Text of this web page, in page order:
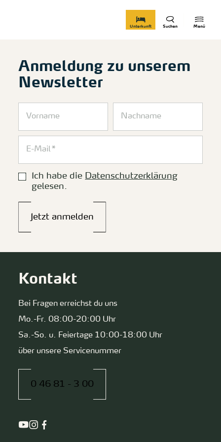
Menü
Suchen
Unterkunft
Anmeldung zu unserem
Newsletter
Ich habe die Datenschutzerklärung
gelesen.
Jetzt anmelden
Kontakt
Bei Fragen erreichst du uns
Mo.-Fr. 08:00-20:00 Uhr
Sa.-So. u. Feiertage 10:00-18:00 Uhr
über unsere Servicenummer
0 46 81 - 3 00